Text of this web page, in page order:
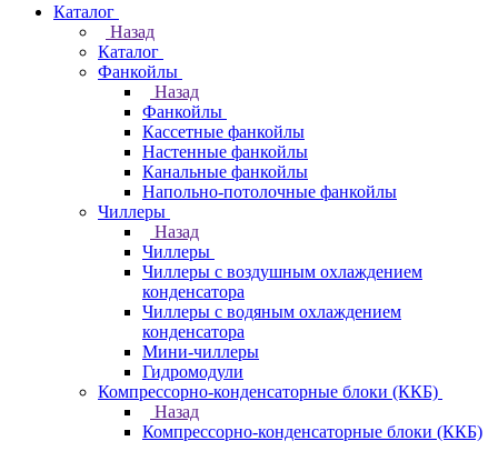
Каталог
Назад
Каталог
Фанкойлы
Назад
Фанкойлы
Кассетные фанкойлы
Настенные фанкойлы
Канальные фанкойлы
Напольно-потолочные фанкойлы
Чиллеры
Назад
Чиллеры
Чиллеры с воздушным охлаждением
конденсатора
Чиллеры с водяным охлаждением
конденсатора
Мини-чиллеры
Гидромодули
Компрессорно-конденсаторные блоки (ККБ)
Назад
Компрессорно-конденсаторные блоки (ККБ)